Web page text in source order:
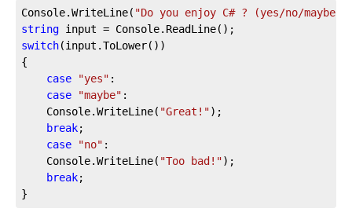
Console.WriteLine( "Do you enjoy C# ? (yes/no/maybe)"
string input = Console.ReadLine();
switch(input.ToLower())
{
case
"yes" :
case
"maybe" :
    Console.WriteLine(
"Great!");
break;
case
"no" :
    Console.WriteLine(
"Too bad!");
break;
}